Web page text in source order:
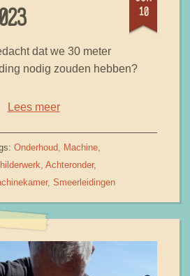
10
dat we 30 meter
nodig zouden hebben?
Lees meer
Onderhoud
Machine
Achteronder
Smeerleidingen